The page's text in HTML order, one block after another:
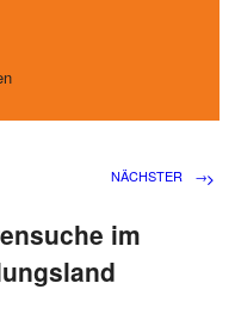
NÄCHSTER →
im